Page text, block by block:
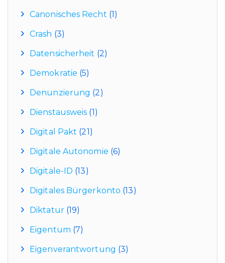
Canonisches Recht (1)
Crash (3)
Datensicherheit (2)
Demokratie (5)
Denunzierung (2)
Dienstausweis (1)
Digital Pakt (21)
Digitale Autonomie (6)
Digitale-ID (13)
Digitales Bürgerkonto (13)
Diktatur(19)
Eigentum (7)
Eigenverantwortung (3)